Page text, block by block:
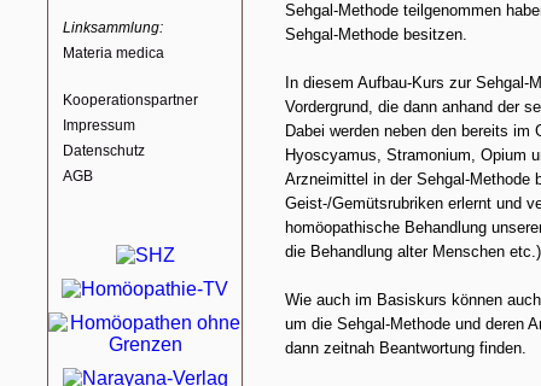
Linksammlung:
Materia medica
Kooperationspartner
Impressum
Datenschutz
AGB
Sehgal-Methode teilgenommen
Sehgal-Methode besitzen.
In diesem Aufbau-Kurs zur Sehgal-
Vordergrund, die dann anhand der
Dabei werden neben den bereits im
Hyoscyamus, Stramonium, Opium
Arzneimittel in der Sehgal-Methode
Geist-/Gemütsrubriken erlernt und
homöopathische Behandlung
die Behandlung alter Menschen
Wie auch im Basiskurs können
um die Sehgal-Methode und deren
dann zeitnah Beantwortung finden.